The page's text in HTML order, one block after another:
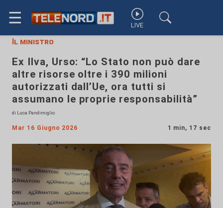
☰ LIVE
Il ministro
Ex Ilva, Urso: “Lo Stato non può dare
altre risorse oltre i 390 milioni
autorizzati dall’Ue, ora tutti si
assumano le proprie responsabilità”
di Luca Pandimiglio
Mar 16 Giugno 2026 1 min, 17 sec